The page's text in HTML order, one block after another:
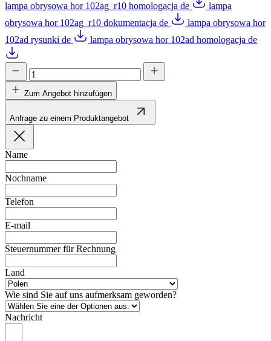
lampa obrysowa hor 102ag_r10 homologacja de
lampa
obrysowa hor 102ag_r10 dokumentacja de
lampa obrysowa hor
102ad rysunki de
lampa obrysowa hor 102ad homologacja de
Zum Angebot hinzufügen
Anfrage zu einem Produktangebot
Name
Nochname
Telefon
E-mail
Steuernummer für Rechnung
Land
Wie sind Sie auf uns aufmerksam geworden?
Nachricht